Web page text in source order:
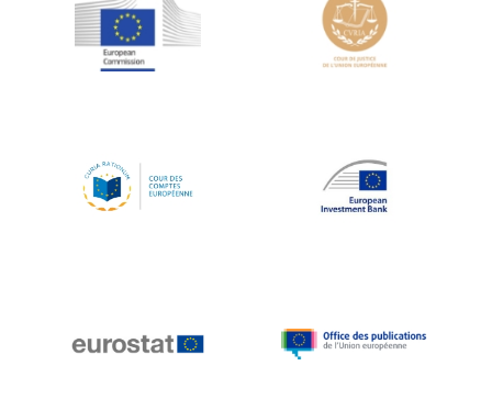
Jean-Louis Schiltz
Jean-Victor Louis
Johnny Åkerholm
Katharien L.C. Hunt